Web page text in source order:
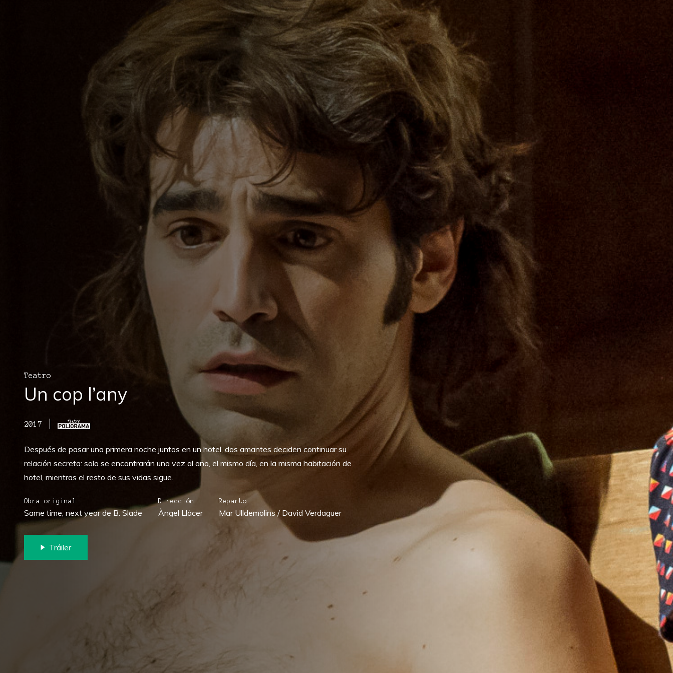
Teatro
Un cop l’any
2017
Después de pasar una primera noche juntos en un hotel, dos amantes deciden continuar su
relación secreta: solo se encontrarán una vez al año, el mismo día, en la misma habitación de
hotel, mientras el resto de sus vidas sigue.
Obra original
Same time, next year de B. Slade
Dirección
Àngel Llàcer
Reparto
Mar Ulldemolins / David Verdaguer
Tráiler